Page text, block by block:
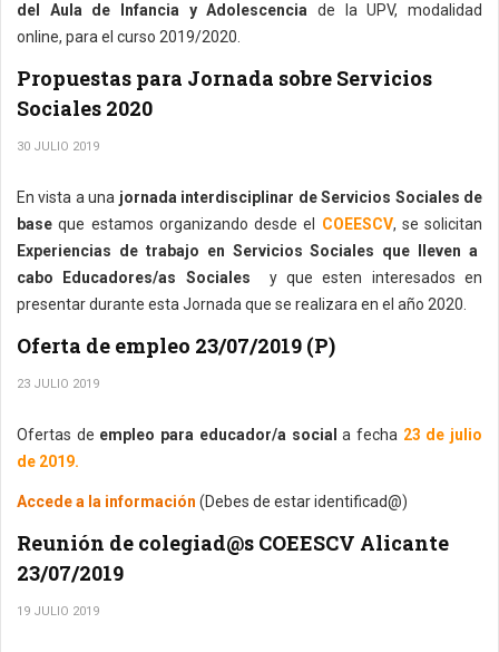
del Aula de Infancia y Adolescencia de la UPV, modalidad
online, para el curso 2019/2020.
Propuestas para Jornada sobre Servicios
Sociales 2020
30 JULIO 2019
En vista a una jornada interdisciplinar de Servicios Sociales de
base que estamos organizando desde el COEESCV, se solicitan
Experiencias de trabajo en Servicios Sociales que lleven a
cabo Educadores/as Sociales y que esten interesados en
presentar durante esta Jornada que se realizara en el año 2020.
Oferta de empleo 23/07/2019 (P)
23 JULIO 2019
Ofertas de empleo para educador/a social a fecha 23 de julio
de 2019.
Accede a la información (Debes de estar identificad@)
Reunión de colegiad@s COEESCV Alicante
23/07/2019
19 JULIO 2019